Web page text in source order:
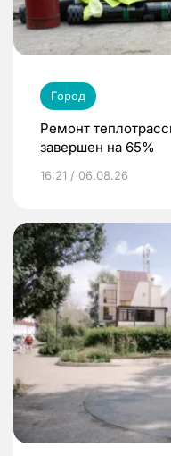
Город
Ремонт
завершен на 65%
16:21 / 06.08.26